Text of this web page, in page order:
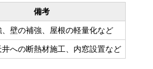
備考
壁の補強、屋根の軽量化など
への断熱材施工、内窓設置など